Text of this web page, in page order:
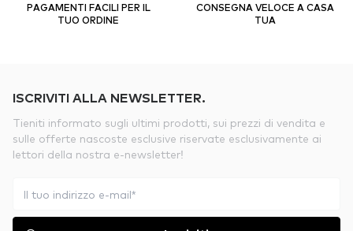
PAGAMENTI FACILI PER IL
TUO ORDINE
CONSEGNA VELOCE A CASA
TUA
ISCRIVITI ALLA NEWSLETTER.
Tieniti informato sugli ultimi prodotti, sui prezzi di vendita e
sulle offerte nascoste esclusive riservate esclusivamente ai
lettori della nostra e-newsletter!